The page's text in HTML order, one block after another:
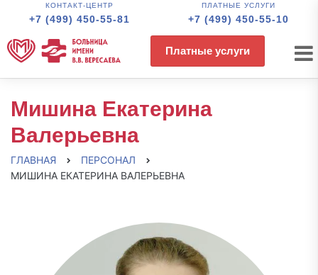
КОНТАКТ-ЦЕНТР
+7 (499) 450-55-81
ПЛАТНЫЕ УСЛУГИ
+7 (499) 450-55-10
Платные услуги
Мишина Екатерина
Валерьевна
ГЛАВНАЯ
ПЕРСОНАЛ
МИШИНА ЕКАТЕРИНА ВАЛЕРЬЕВНА